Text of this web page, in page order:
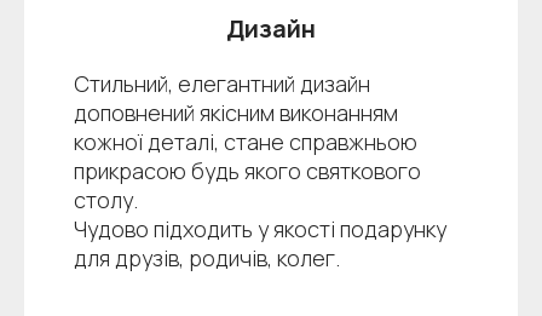
Дизайн
Стильний, елегантний дизайн
доповнений якісним виконанням
кожної деталі, стане справжньою
прикрасою будь якого святкового
столу.
Чудово підходить у якості подарунку
для друзів, родичів, колег.